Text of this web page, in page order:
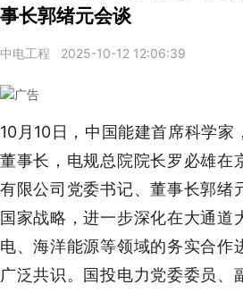
事长郭绪元会谈
中电工程 2025-10-12 12:06:39
10月10日，中国能建首席科学家
董事长，电规总院院长罗必雄在
有限公司党委书记、董事长郭绪
国家战略，进一步深化在大通道
电、海洋能源等领域的务实合作
广泛共识。国投电力党委委员、